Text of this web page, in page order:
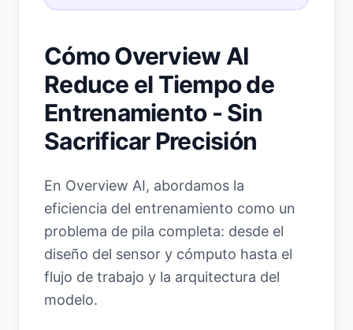
Cómo Overview AI
Reduce el Tiempo de
Entrenamiento - Sin
Sacrificar Precisión
En Overview AI, abordamos la
eficiencia del entrenamiento como un
problema de pila completa: desde el
diseño del sensor y cómputo hasta el
flujo de trabajo y la arquitectura del
modelo.